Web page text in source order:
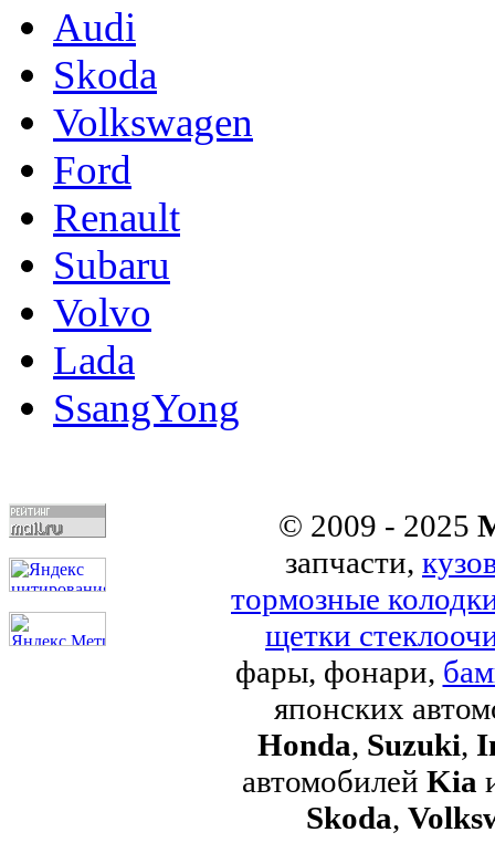
Audi
Skoda
Volkswagen
Ford
Renault
Subaru
Volvo
Lada
SsangYong
© 2009 - 2025
запчасти,
тормозные
щетки
фары, фонари,
японских
Honda, Suzuki,
автомобилей Kia
Skoda,